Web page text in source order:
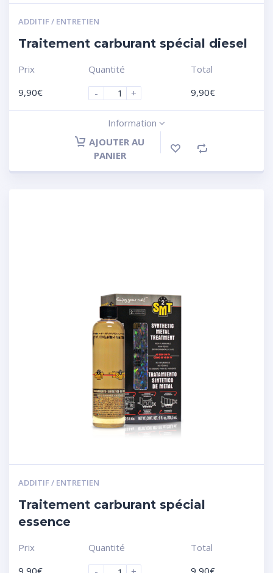
ADDITIF / ENTRETIEN
Traitement carburant spécial diesel
Prix
9,90€
Quantité
-
+
Total
9,90€
Information
AJOUTER AU
PANIER
ADDITIF / ENTRETIEN
Traitement carburant spécial
essence
Prix
Quantité
Total